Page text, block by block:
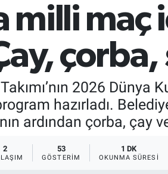
milli maç
2026 Dünya
hazırladı.
ardından çorba, çay
2 53
GÖSTERIM
1 DK
OKUNMA SÜRESI